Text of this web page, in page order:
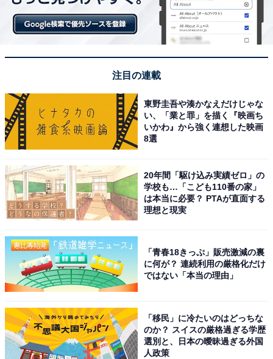
257人と半数以上の人が「25～30万円」を理想の手取り
ど高い手取り額を理想とする人が多いようです。
「今よりも状況が悪くなるのでは」……転職への
注目の連載
東野圭吾や湊かなえだけじゃな
い、「業と罪」を描く『映画ち
いかわ』から強く連想した映画
8選
20年間「駆け込み実績ゼロ」の
学校も…「こども110番の家」
は本当に必要？ PTAが直面する
理想と現実
「青春18きっぷ」販売激減の裏
に何が？ 連続利用の厳格化だけ
ではない「本当の理由」
「移民」に冷たいのはどっちな
のか？ スイスの厳格過ぎる学歴
選別と、日本の曖昧過ぎる外国
人政策